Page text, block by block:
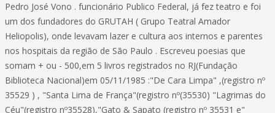
Pedro José Vono . funcionário Publico Federal, já fez teatro e foi
um dos fundadores do GRUTAH ( Grupo Teatral Amador
Heliopolis), onde levavam lazer e cultura aos internos e parentes
nos hospitais da região de São Paulo . Escreveu poesias que
somam + ou - 500,em 5 livros registrados no RJ(Fundação
Biblioteca Nacional)em 05/11/1985 :"De Cara Limpa" ,(registro nº
35529 ) , "Santa Lima de França"(registro nº(35530) "Lagrimas do
Céu"(registro nº35528),"Gato & Sapato (registro nº 35531 e"